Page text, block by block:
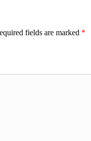
fields are marked *